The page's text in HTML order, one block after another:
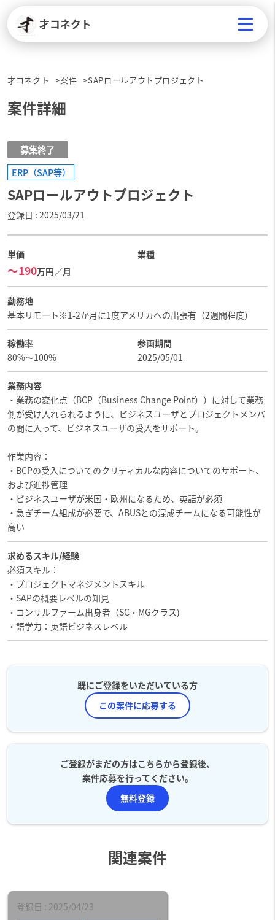
才コネクト
才コネクト 案件 SAPロールアウトプロジェクト
案件詳細
募集終了
ERP（SAP等）
SAPロールアウトプロジェクト
登録日 2025/03/21
単価
〜190万円／月
業種
勤務地
基本リモート※1-2か月に1度アメリカへの出張有（2週間程度）
稼働率
80%〜100%
参画期間
2025/05/01
業務内容
・業務の変化点（BCP（Business Change Point））に対して業務
側が受け入れられるように、ビジネスユーザとプロジェクトメンバ
の間に入って、ビジネスユーザの受入をサポート。
作業内容：
・BCPの受入についてのクリティカルな内容についてのサポート、
および進捗管理
・ビジネスユーザが米国・欧州になるため、英語が必須
・急ぎチーム組成が必要で、ABUSとの混成チームになる可能性が
高い
求めるスキル/経験
必須スキル：
・プロジェクトマネジメントスキル
・SAPの概要レベルの知見
・コンサルファーム出身者（SC・MGクラス)
・語学力：英語ビジネスレベル
既にご登録をいただいている方
この案件に応募する
ご登録がまだの方はこちらから登録後、
案件応募を行ってください。
無料登録
関連案件
登録日 2025/04/23